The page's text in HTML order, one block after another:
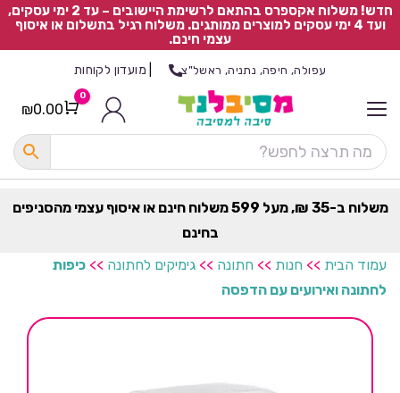
חדש! משלוח אקספרס בהתאם לרשימת היישובים – עד 2 ימי עסקים,
ועד 4 ימי עסקים למוצרים ממותגים. משלוח רגיל בתשלום או איסוף
עצמי חינם.
עפולה, חיפה, נתניה, ראשל"צ מועדון לקוחות
Cart
0
₪0.00
משלוח ב-35 ₪, מעל 599 משלוח חינם או איסוף עצמי מהסניפים
בחינם
עמוד הבית >> חנות >> חתונה >> גימיקים לחתונה >> כיפות
לחתונה ואירועים עם הדפסה